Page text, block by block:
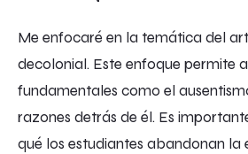
Me enfocaré en la temática del
decolonial. Este enfoque permite
fundamentales como el
razones detrás de él. Es
qué los estudiantes abandonan la